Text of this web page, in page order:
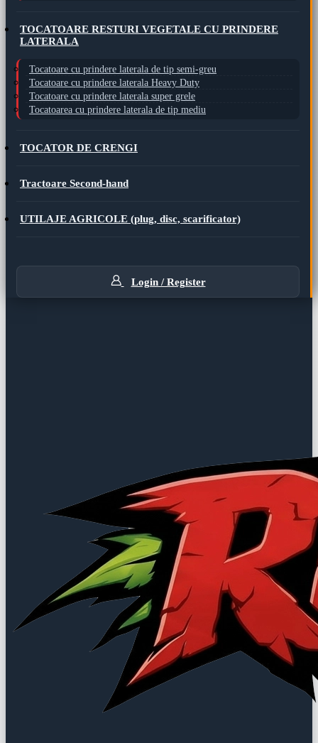
TOCATOARE RESTURI VEGETALE CU PRINDERE
LATERALA
Tocatoare cu prindere laterala de tip semi-greu
Tocatoare cu prindere laterala Heavy Duty
Tocatoare cu prindere laterala super grele
Tocatoarea cu prindere laterala de tip mediu
TOCATOR DE CRENGI
Tractoare Second-hand
UTILAJE AGRICOLE (plug, disc, scarificator)
Login / Register